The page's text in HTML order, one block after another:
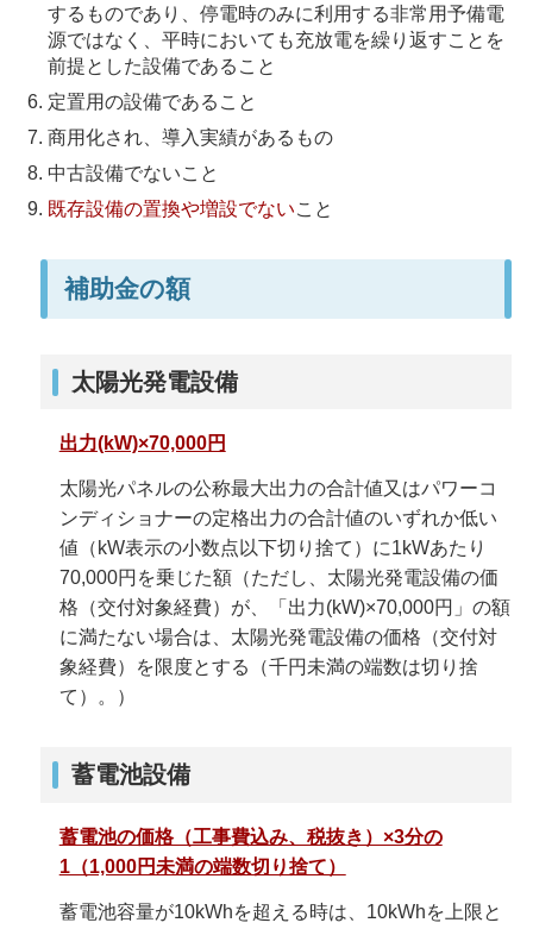
するものであり、停電時のみに利用する非常用予備電
源ではなく、平時においても充放電を繰り返すことを
前提とした設備であること
定置用の設備であること
商用化され、導入実績があるもの
中古設備でないこと
既存設備の置換や増設でないこと
補助金の額
太陽光発電設備
出力(kW)×70,000円
太陽光パネルの公称最大出力の合計値又はパワーコ
ンディショナーの定格出力の合計値のいずれか低い
値（kW表示の小数点以下切り捨て）に1kWあたり
70,000円を乗じた額（ただし、太陽光発電設備の価
格（交付対象経費）が、「出力(kW)×70,000円」の額
に満たない場合は、太陽光発電設備の価格（交付対
象経費）を限度とする（千円未満の端数は切り捨
て）。）
蓄電池設備
蓄電池の価格（工事費込み、税抜き）×3分の
1（1,000円未満の端数切り捨て）
蓄電池容量が10kWhを超える時は、10kWhを上限と